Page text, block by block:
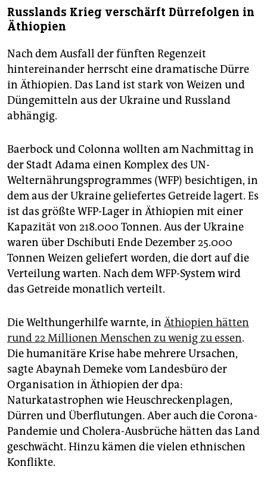
Russlands Krieg verschärft Dürrefolgen in
Äthiopien
Nach dem Ausfall der fünften Regenzeit
hintereinander herrscht eine dramatische Dürre
in Äthiopien. Das Land ist stark von Weizen und
Düngemitteln aus der Ukraine und Russland
abhängig.
Baerbock und Colonna wollten am Nachmittag in
der Stadt Adama einen Komplex des UN-
Welternährungsprogrammes (WFP) besichtigen, in
dem aus der Ukraine geliefertes Getreide lagert. Es
ist das größte WFP-Lager in Äthiopien mit einer
Kapazität von 218.000 Tonnen. Aus der Ukraine
waren über Dschibuti Ende Dezember 25.000
Tonnen Weizen geliefert worden, die dort auf die
Verteilung warten. Nach dem WFP-System wird
das Getreide monatlich verteilt.
Die Welthungerhilfe warnte, in Äthiopien hätten
rund 22 Millionen Menschen zu wenig zu essen.
Die humanitäre Krise habe mehrere Ursachen,
sagte Abaynah Demeke vom Landesbüro der
Organisation in Äthiopien der dpa:
Naturkatastrophen wie Heuschreckenplagen,
Dürren und Überflutungen. Aber auch die Corona-
Pandemie und Cholera-Ausbrüche hätten das Land
geschwächt. Hinzu kämen die vielen ethnischen
Konflikte.